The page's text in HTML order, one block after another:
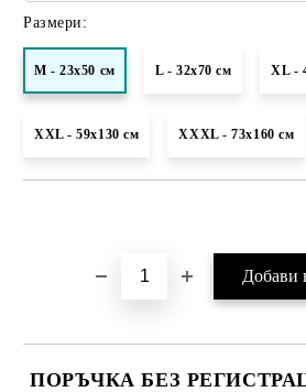
Размери:
M - 23x50 см L - 32x70 см XL -
XXL - 59х130 см XXXL - 73x160 см
ПОРЪЧКА БЕЗ